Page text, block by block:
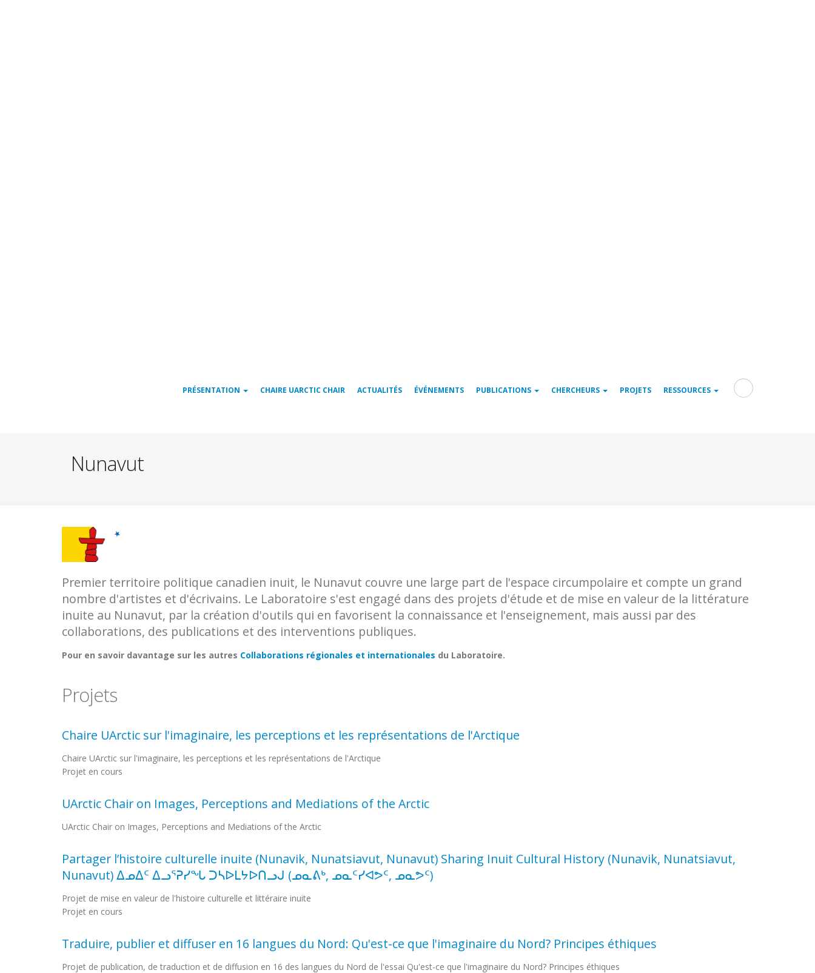
Rechercher
Navigation
PRÉSENTATION CHAIRE UARCTIC CHAIR ACTUALITÉS ÉVÉNEMENTS PUBLICATIONS CHERCHEURS PROJETS RESSOURCES
Nunavut
Premier territoire politique canadien inuit, le Nunavut couvre une large part de l'espace circumpolaire et compte un grand
nombre d'artistes et d'écrivains. Le Laboratoire s'est engagé dans des projets d'étude et de mise en valeur de la littérature
inuite au Nunavut, par la création d'outils qui en favorisent la connaissance et l'enseignement, mais aussi par des
collaborations, des publications et des interventions publiques.
Pour en savoir davantage sur les autres Collaborations régionales et internationales du Laboratoire.
Projets
Chaire UArctic sur l'imaginaire, les perceptions et les représentations de l'Arctique
Chaire UArctic sur l'imaginaire, les perceptions et les représentations de l'Arctique
Projet en cours
UArctic Chair on Images, Perceptions and Mediations of the Arctic
UArctic Chair on Images, Perceptions and Mediations of the Arctic
Partager l’histoire culturelle inuite (Nunavik, Nunatsiavut, Nunavut) Sharing Inuit Cultural History (Nunavik, Nunatsiavut,
Nunavut) ᐃᓄᐃᑦ ᐃᓗᕐᕈᓯᖓ ᑐᓴᐅᒪᔭᐅᑎᓗᒍ (ᓄᓇᕕᒃ, ᓄᓇᑦᓯᐊᕗᑦ, ᓄᓇᕗᑦ)
Projet de mise en valeur de l'histoire culturelle et littéraire inuite
Projet en cours
Traduire, publier et diffuser en 16 langues du Nord: Qu'est-ce que l'imaginaire du Nord? Principes éthiques
Projet de publication, de traduction et de diffusion en 16 des langues du Nord de l'essai Qu'est-ce que l'imaginaire du Nord? Principes éthiques